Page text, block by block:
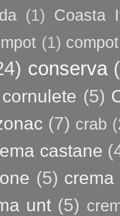
(1) Coasta
(1)
conserva
cornulete (5)
(7) crab
castane
(5) crema
unt (5)